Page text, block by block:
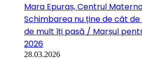
Mara Epuraș, Centrul
Schimbarea nu ține de cât
de mult îți pasă / Marșul
2026
28.03.2026